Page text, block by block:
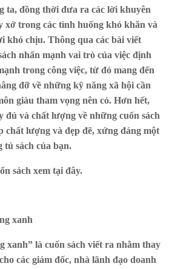
ta, đồng thời đưa ra các lời khuyên
xở trong các tình huống khó khăn và
khó chịu. Thông qua các bài viết
nhấn mạnh vai trò của việc định
trong công việc, từ đó mang đến
đỡ về những kỹ năng xã hội cần
giàu tham vọng nên có. Hơn hết,
đủ và chất lượng về những cuốn sách
chất lượng và đẹp đẽ, xứng đáng một
sách của bạn.
sách xem tại đây.
xanh
xanh” là cuốn sách viết ra nhằm thay
các giám đốc, nhà lãnh đạo doanh